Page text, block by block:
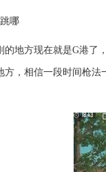
哪
的地方现在就是G港了
方，相信一段时间枪